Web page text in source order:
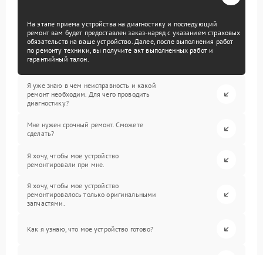
На этапе приема устройства на диагностику и последующий
ремонт вам будет предоставлен заказ-наряд с указанием страховых
обязательств на ваше устройство. Далее, после выполнения работ
по ремонту техники, вы получите акт выполненных работ и
гарантийный талон.
Я уже знаю в чем неисправность и какой
ремонт необходим. Для чего проводить
диагностику?
Мне нужен срочный ремонт. Сможете
сделать?
Я хочу, чтобы мое устройство
ремонтировали при мне.
Я хочу, чтобы мое устройство
ремонтировалось только оригинальными
запчастями.
Как я узнаю, что мое устройство готово?